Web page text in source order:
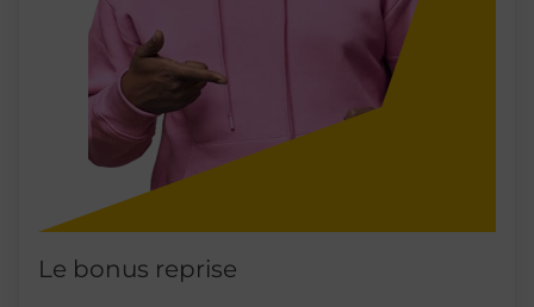
Le bonus reprise